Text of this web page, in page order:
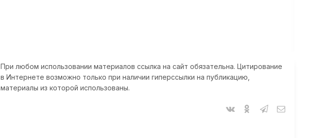
При любом использовании материалов ссылка на сайт обязательна. Цитирование
в Интернете возможно только при наличии гиперссылки на публикацию,
материалы из которой использованы.